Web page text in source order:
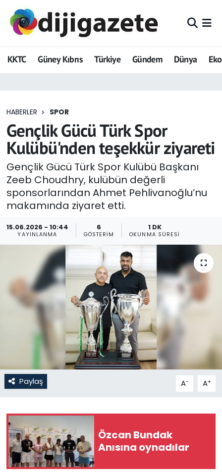
KKTC Güney Kıbrıs Türkiye Gündem Dünya
HABERLER SPOR
Gençlik Gücü Türk Spor
Kulübü'nden teşekkür ziyareti
Gençlik Gücü Türk Spor Kulübü Başkanı
Zeeb Choudhry, kulübün değerli
sponsorlarından Ahmet Pehlivanoğlu’nu
makamında ziyaret etti.
15.06.2026 - 10:44
YAYINLANMA
6
GÖSTERIM
1 DK
OKUNMA SÜRESI
Paylaş A- A+
Özcan Bundak
Anısına oynadılar
ADVERTORIAL
Dijigazete
Eğitim
Ekonomi
Foto Galeri
GEZİ
Gündem
KKTC
KKTC YEREL SEÇİM 2018
Kültür Sanat
Magazin
Moda
Nöbetçi Eczaneler
Otomobil Dünyası
Politika
SAĞLIK
Hava Durumu
Trafik Durumu
Tüm Manşetler
Son Dakika Haberleri
Haber Arşivi